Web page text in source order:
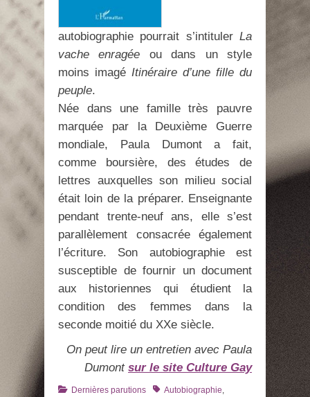
autobiographie pourrait s’intituler La
vache enragée ou dans un style
moins imagé Itinéraire d’une fille du
peuple.
Née dans une famille très pauvre
marquée par la Deuxième Guerre
mondiale, Paula Dumont a fait,
comme boursière, des études de
lettres auxquelles son milieu social
était loin de la préparer. Enseignante
pendant trente-neuf ans, elle s’est
parallèlement consacrée également
l’écriture. Son autobiographie est
susceptible de fournir un document
aux historiennes qui étudient la
condition des femmes dans la
seconde moitié du XXe siècle.
On peut lire un entretien avec Paula
Dumont sur le site Culture Gay
Catégories
Dernières parutions TagsAutobiographie,